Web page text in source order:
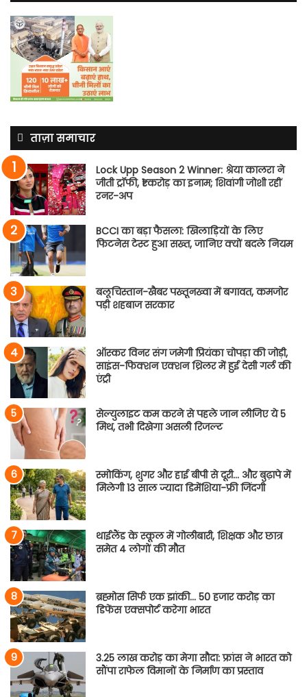
ताज़ा समाचार
Lock Upp Season 2 Winner: श्रेया कालरा ने
जीती ट्रॉफी, ₹1 करोड़ का इनाम; शिवांगी जोशी रहीं
रनर-अप
BCCI का बड़ा फैसला: खिलाड़ियों के लिए
फिटनेस टेस्ट हुआ सख्त, जानिए क्यों बदले नियम
बलूचिस्तान-खैबर पख्तूनख्वा में बगावत, कमजोर
पड़ी शहबाज सरकार
ऑस्कर विनर संग जमेगी प्रियंका चोपड़ा की जोड़ी,
साइंस-फिक्शन एक्शन थ्रिलर में हुई देसी गर्ल की
एंट्री
सेल्युलाइट कम करने से पहले जान लीजिए ये 5
मिथ, तभी दिखेगा असली रिजल्ट
स्मोकिंग, शुगर और हाई बीपी से दूरी… और बुढ़ापे में
मिलेगी 13 साल ज्यादा डिमेंशिया-फ्री जिंदगी
थाईलैंड के स्कूल में गोलीबारी, शिक्षक और छात्र
समेत 4 लोगों की मौत
ब्रह्मोस सिर्फ एक झांकी… 50 हजार करोड़ का
डिफेंस एक्सपोर्ट करेगा भारत
3.25 लाख करोड़ का मेगा सौदा: फ्रांस ने भारत को
सौंपा राफेल विमानों के निर्माण का प्रस्ताव